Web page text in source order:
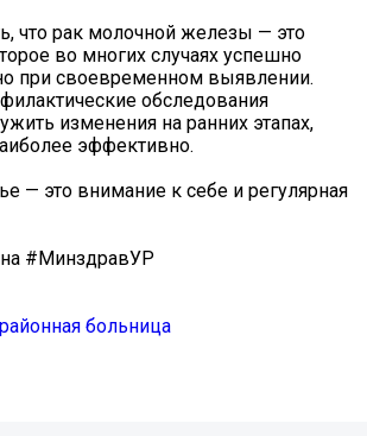
что рак молочной железы — это
во многих случаях успешно
при своевременном выявлении.
обследования
изменения на ранних этапах,
эффективно.
— это внимание к себе и регулярная
#МинздравУР
больница